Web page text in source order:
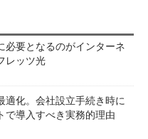
必要となるのがインターネ
レッツ光
適化。会社設立手続き時に
で導入すべき実務的理由